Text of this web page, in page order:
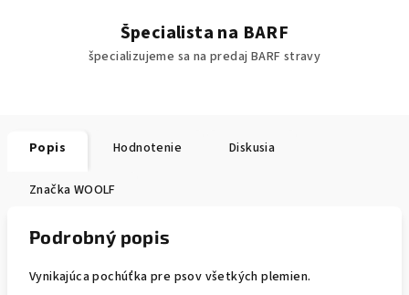
Špecialista na BARF
špecializujeme sa na predaj BARF stravy
Popis Hodnotenie Diskusia
Značka WOOLF
Podrobný popis
Vynikajúca pochúťka pre psov všetkých plemien.